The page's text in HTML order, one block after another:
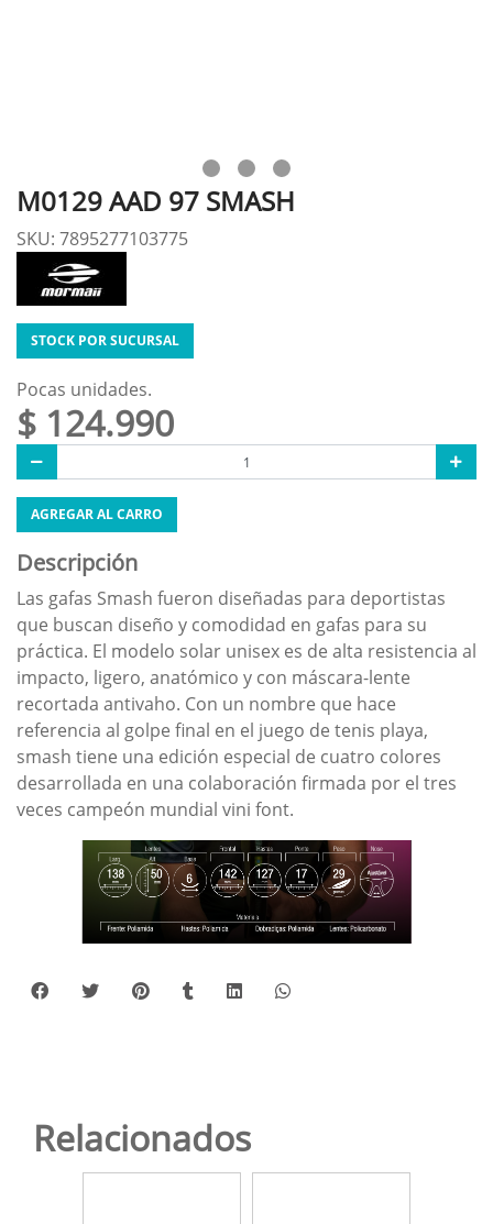
M0129 AAD 97 SMASH
SKU: 7895277103775
STOCK POR SUCURSAL
Pocas unidades.
$ 124.990
AGREGAR AL CARRO
Descripción
Las gafas Smash fueron diseñadas para deportistas
que buscan diseño y comodidad en gafas para su
práctica. El modelo solar unisex es de alta resistencia al
impacto, ligero, anatómico y con máscara-lente
recortada antivaho. Con un nombre que hace
referencia al golpe final en el juego de tenis playa,
smash tiene una edición especial de cuatro colores
desarrollada en una colaboración firmada por el tres
veces campeón mundial vini font.
Relacionados